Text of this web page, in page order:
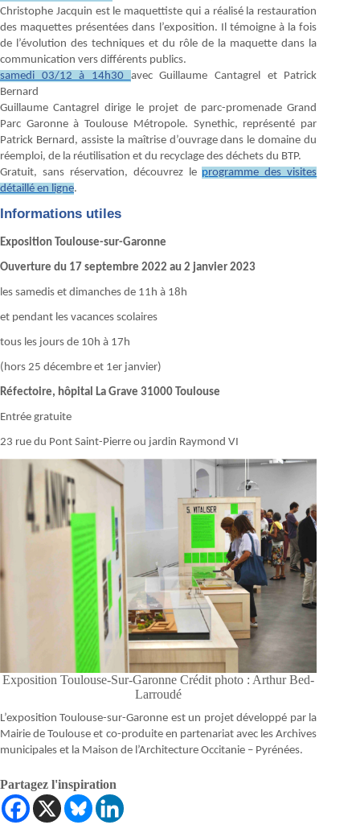
Christophe Jacquin est le maquettiste qui a réalisé la restauration
des maquettes présentées dans l’exposition. Il témoigne à la fois
de l’évolution des techniques et du rôle de la maquette dans la
communication vers différents publics.
samedi 03/12 à 14h30
avec Guillaume Cantagrel et Patrick
Bernard
Guillaume Cantagrel dirige le projet de parc-promenade Grand
Parc Garonne à Toulouse Métropole. Synethic, représenté par
Patrick Bernard, assiste la maîtrise d’ouvrage dans le domaine du
réemploi, de la réutilisation et du recyclage des déchets du BTP.
Gratuit, sans réservation, découvrez le programme des visites
détaillé en ligne.
Informations utiles
Exposition Toulouse-sur-Garonne
Ouverture du 17 septembre 2022 au 2 janvier 2023
les samedis et dimanches de 11h à 18h
et pendant les vacances scolaires
tous les jours de 10h à 17h
(hors 25 décembre et 1er janvier)
Réfectoire, hôpital La Grave 31000 Toulouse
Entrée gratuite
23 rue du Pont Saint-Pierre ou jardin Raymond VI
Exposition Toulouse-Sur-Garonne Crédit photo : Arthur Bed-
Larroudé
L’exposition Toulouse-sur-Garonne est un projet développé par la
Mairie de Toulouse et co-produite en partenariat avec les Archives
municipales et la Maison de l’Architecture Occitanie – Pyrénées.
Partagez l'inspiration